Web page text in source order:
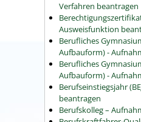
Verfahren beantragen
Ausweisfunktion
Berufliches
Aufbauform) -
Berufliches
Aufbauform) -
Berufseinstiegsjahr
beantragen
Berufskolleg –